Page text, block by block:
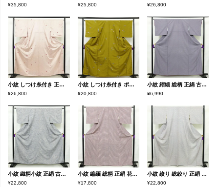
¥35,800 ¥25,800 ¥26,800
小紋 しつけ糸付き 正絹 古典柄 袷仕立て 身丈160cm 裄丈67cm リサイクル着物 着物 扇子 クリーム
¥26,800
小紋 しつけ糸付き ポリエステル 蝶・昆虫柄 袷仕立て 身丈161cm 裄丈66.5cm リサイクル着物 着物 黄・黄土色
¥20,800
小紋 縮緬 総柄 正絹 古典柄 袷仕立て 身丈160cm 裄丈65.5cm リサイクル着物 着物 紫・藤色
¥6,990
小紋 織柄小紋 正絹 古典柄 袷仕立て 身丈160cm 裄丈63.5cm リサイクル着物 着物 洒落 おしゃれ 青・紺
¥22,800
小紋 縮緬 総柄 正絹 花柄 袷仕立て 身丈167.5cm 裄丈62.5cm リサイクル着物 着物 モダン 紫・藤色
¥17,800
小紋 絞り 総絞り 正絹 古典柄 袷仕立て 身丈165cm 裄丈67.5cm リサイクル着物 着物 青・紺
¥22,800